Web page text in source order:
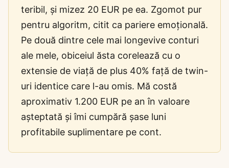
teribil, și mizez 20 EUR pe ea. Zgomot pur
pentru algoritm, citit ca pariere emoțională.
Pe două dintre cele mai longevive conturi
ale mele, obiceiul ăsta corelează cu o
extensie de viață de plus 40% față de twin-
uri identice care l-au omis. Mă costă
aproximativ 1.200 EUR pe an în valoare
așteptată și îmi cumpără șase luni
profitabile suplimentare pe cont.